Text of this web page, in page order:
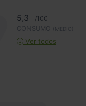
5,3
l/100
CONSUMO
(MEDIO)
Ver todos